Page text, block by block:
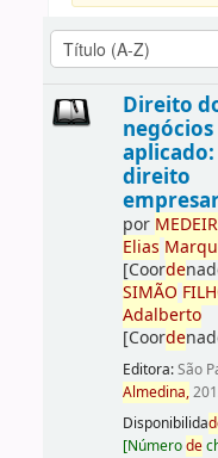
Direito
negócios
direito
por MEDE
Elias
[Coorde
SIMÃO
Adalberto
[Coorde
Editora:São
Almedina,
Disponibilida
[Númerode